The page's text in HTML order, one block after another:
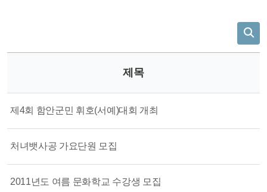
제목
제4회 함안군민 휘호(서예)대회 개최
처녀뱃사공 가요단원 모집
2011년도 여름 문화학교 수강생 모집